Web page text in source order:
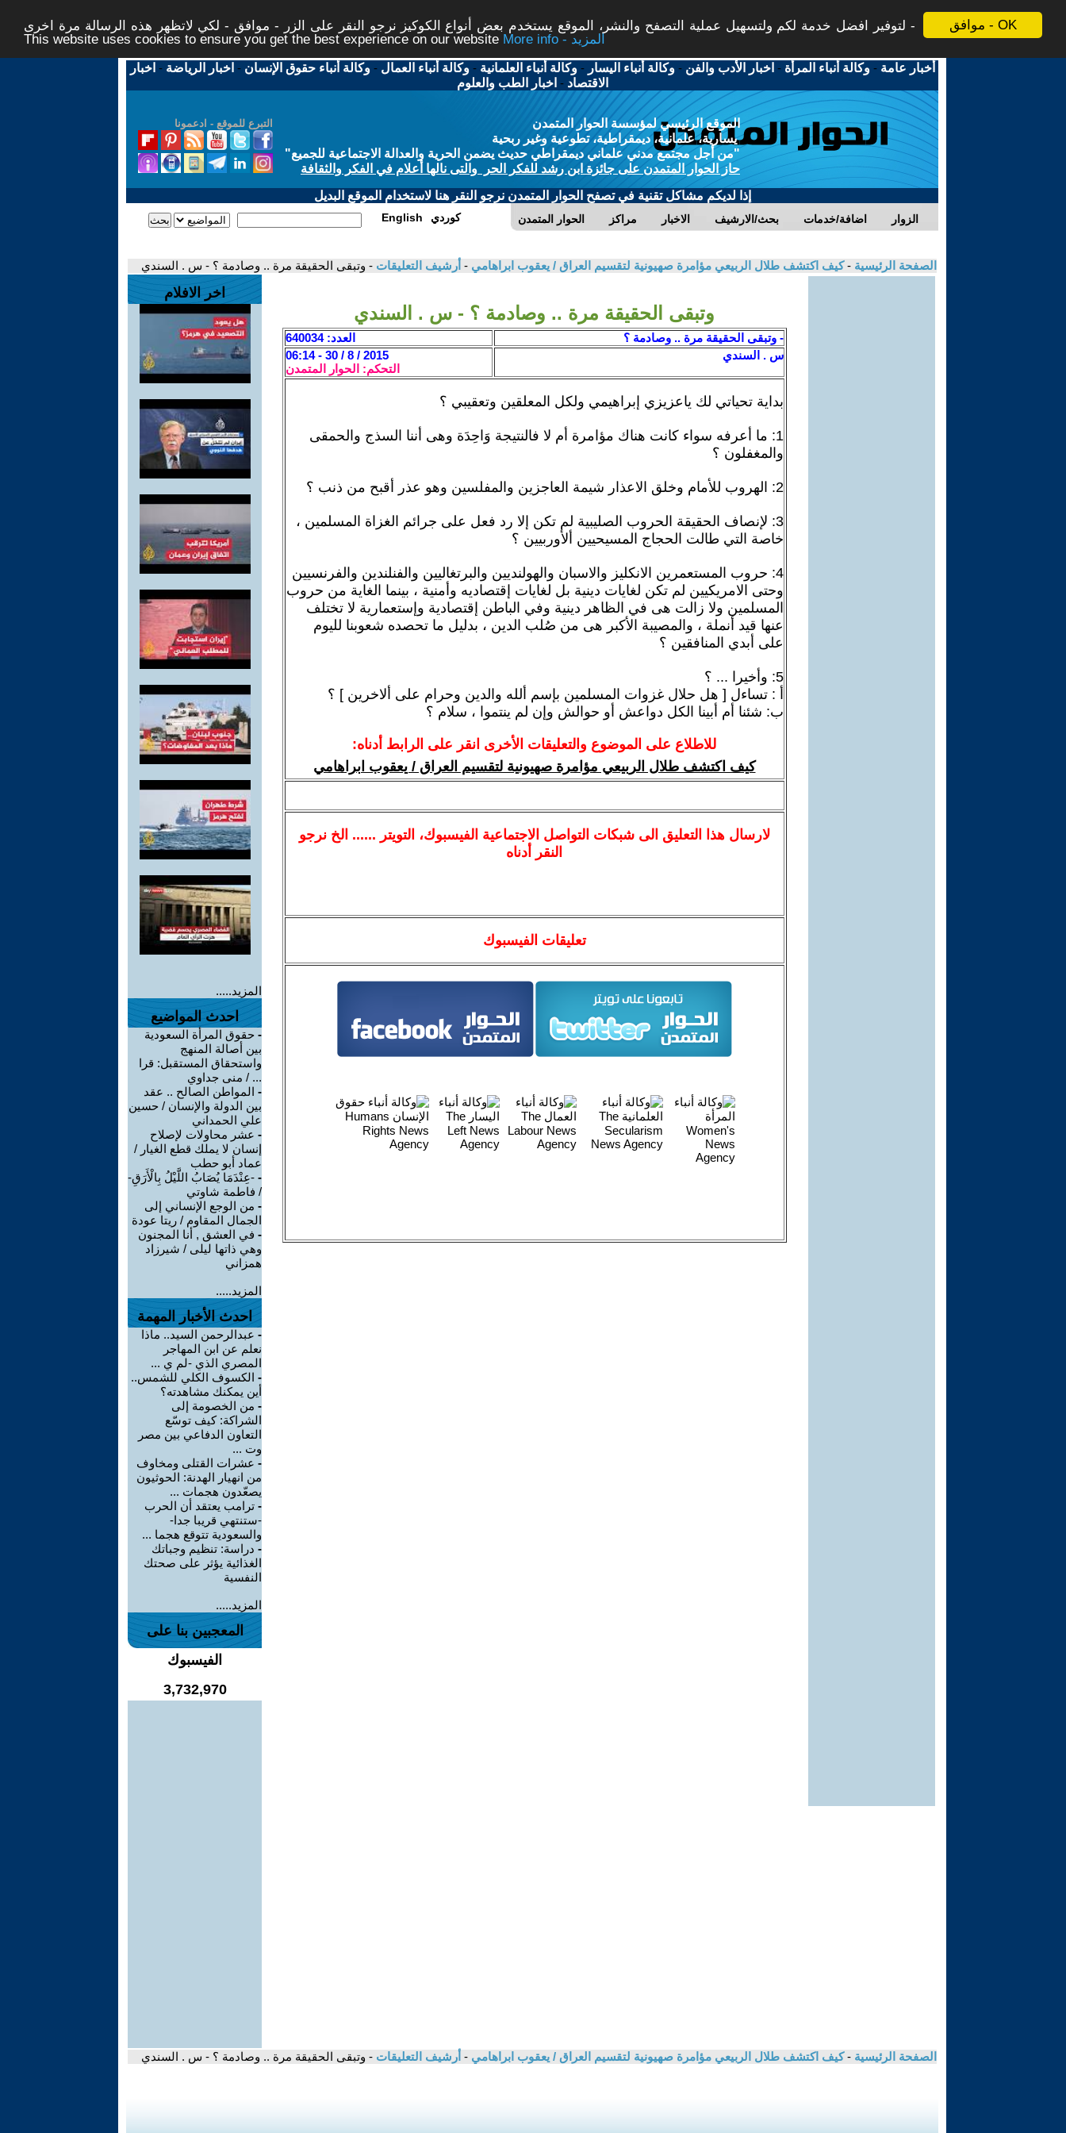
موافق - OK
لتوفير افضل خدمة لكم ولتسهيل عملية التصفح والنشر، الموقع يستخدم بعض أنواع الكوكيز نرجو النقر على الزر - موافق - لكي لاتظهر هذه الرسالة مرة اخرى -
This website uses cookies to ensure you get the best experience on our website
More info - المزيد
أخبار عامة -وكالة أنباء المرأة - اخبار الأدب والفن -وكالة أنباء اليسار -وكالة أنباء العلمانية -وكالة أنباء العمال -وكالة أنباء حقوق الإنسان - اخبار الرياضة - اخبار
الاقتصاد - اخبار الطب والعلوم
التبرع للموقع - ادعمونا
الموقع الرئيسي لمؤسسة الحوار المتمدن
يسارية، علمانية، ديمقراطية، تطوعية وغير ربحية
"من أجل مجتمع مدني علماني ديمقراطي حديث يضمن الحرية والعدالة الاجتماعية للجميع"
حاز الحوار المتمدن على جائزة ابن رشد للفكر الحر والتى نالها أعلام في الفكر والثقافة
إذا لديكم مشاكل تقنية في تصفح الحوار المتمدن نرجو النقر هنا لاستخدام الموقع البديل
الحوار المتمدن مراكز الاخبار بحث/الارشيف اضافة/خدمات الزوار English كوردي
الصفحة الرئيسية -كيف اكتشف طلال الربيعي مؤامرة صهيونية لتقسيم العراق / يعقوب ابراهامي - أرشيف التعليقات - وتبقى الحقيقة مرة .. وصادمة ؟ - س . السندي
وتبقى الحقيقة مرة .. وصادمة ؟ - س . السندي
- وتبقى الحقيقة مرة .. وصادمة ؟
العدد: 640034
س . السندي
2015 / 8 / 30 - 06:14
التحكم: الحوار المتمدن
بداية تحياتي لك ياعزيزي إبراهيمي ولكل المعلقين وتعقيبي ؟
1: ما أعرفه سواء كانت هناك مؤامرة أم لا فالنتيجة وَاحِدَة وهى أننا السذج والحمقى
والمغفلون ؟
2: الهروب للأمام وخلق الاعذار شيمة العاجزين والمفلسين وهو عذر أقبح من ذنب ؟
3: لإنصاف الحقيقة الحروب الصليبية لم تكن إلا رد فعل على جرائم الغزاة المسلمين ،
خاصة التي طالت الحجاج المسيحيين ألأوربيين ؟
4: حروب المستعمرين الانكليز والاسبان والهولنديين والبرتغاليين والفنلندين والفرنسيين
وحتى الامريكيين لم تكن لغايات دينية بل لغايات إقتصاديه وأمنية ، بينما الغاية من حروب
المسلمين ولا زالت هى في الظاهر دينية وفي الباطن إقتصادية وإستعمارية لا تختلف
عنها قيد أنملة ، والمصيبة الأكبر هى من صُلب الدين ، بدليل ما تحصده شعوبنا لليوم
على أبدي المنافقين ؟
5: وأخيرا ... ؟
أ : تساءل [ هل حلال غزوات المسلمين بإسم ألله والدين وحرام على ألاخرين ] ؟
ب: شئنا أم أبينا الكل دواعش أو حوالش وإن لم ينتموا ، سلام ؟
للاطلاع على الموضوع والتعليقات الأخرى انقر على الرابط أدناه:
كيف اكتشف طلال الربيعي مؤامرة صهيونية لتقسيم العراق / يعقوب ابراهامي
لارسالهذا التعليق الى شبكات التواصل الاجتماعية الفيسبوك، التويتر ...... الخ نرجو
النقر أدناه
تعليقات الفيسبوك
اخر الافلام
المزيد.....
احدث المواضيع
- حقوق المرأة السعودية
بين أصالة المنهج
واستحقاق المستقبل: قرا
... / منى جداوي
- المواطن الصالح .. عقد
بين الدولة والإنسان / حسين
علي الحمداني
- عشر محاولات لإصلاح
إنسان لا يملك قطع الغيار /
عماد أبو حطب
- -عِنْدَمَا يُصَابُ اللَّيْلُ بِالْأَرَقِ-
/ فاطمة شاوتي
- من الوجع الإنساني إلى
الجمال المقاوم / ريتا عودة
- في العشق , أنا المجنون
وهي ذاتها ليلى / شيرزاد
همزاني
المزيد.....
احدث الأخبار المهمة
- عبدالرحمن السيد.. ماذا
نعلم عن ابن المهاجر
المصري الذي -لم ي ...
- الكسوف الكلي للشمس..
أين يمكنك مشاهدته؟
- من الخصومة إلى
الشراكة: كيف توسّع
التعاون الدفاعي بين مصر
وت ...
- عشرات القتلى ومخاوف
من انهيار الهدنة: الحوثيون
يصعّدون هجمات ...
- ترامب يعتقد أن الحرب
-ستنتهي قريبا جدا-
والسعودية تتوقع هجما ...
- دراسة: تنظيم وجباتك
الغذائية يؤثر على صحتك
النفسية
المزيد.....
المعجبين بنا على
الفيسبوك
3,732,970
الصفحة الرئيسية -كيف اكتشف طلال الربيعي مؤامرة صهيونية لتقسيم العراق / يعقوب ابراهامي - أرشيف التعليقات - وتبقى الحقيقة مرة .. وصادمة ؟ - س . السندي